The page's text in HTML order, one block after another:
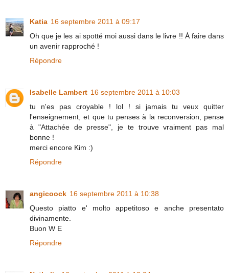
Katia 16 septembre 2011 à 09:17
Oh que je les ai spotté moi aussi dans le livre !! À faire dans
un avenir rapproché !
Répondre
Isabelle Lambert 16 septembre 2011 à 10:03
tu n'es pas croyable ! lol ! si jamais tu veux quitter
l'enseignement, et que tu penses à la reconversion, pense
à "Attachée de presse", je te trouve vraiment pas mal
bonne !
merci encore Kim :)
Répondre
angicoock 16 septembre 2011 à 10:38
Questo piatto e' molto appetitoso e anche presentato
divinamente.
Buon W E
Répondre